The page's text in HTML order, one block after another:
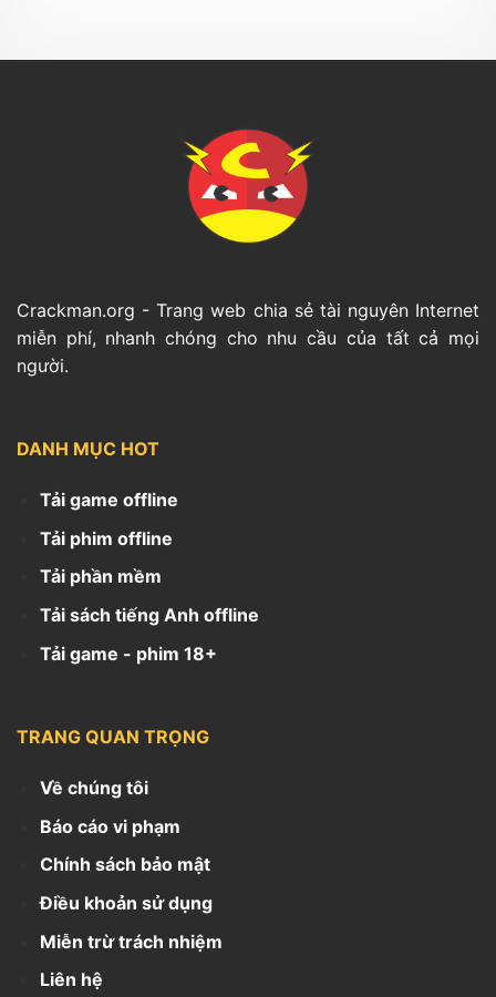
Crackman.org - Trang web chia sẻ tài nguyên Internet
miễn phí, nhanh chóng cho nhu cầu của tất cả mọi
người.
DANH MỤC HOT
Tải game offline
Tải phim offline
Tải phần mềm
Tải sách tiếng Anh offline
Tải game - phim 18+
TRANG QUAN TRỌNG
Về chúng tôi
Báo cáo vi phạm
Chính sách bảo mật
Điều khoản sử dụng
Miễn trừ trách nhiệm
Liên hệ